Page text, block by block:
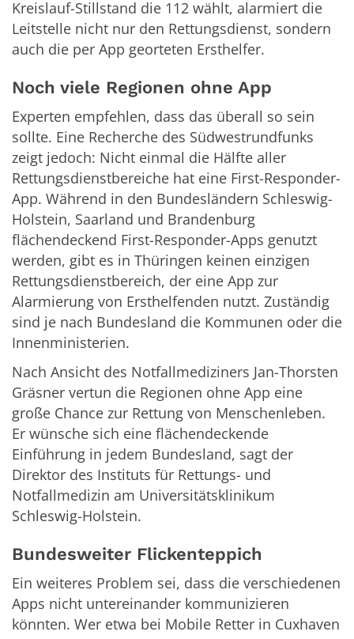
Kreislauf-Stillstand die 112 wählt, alarmiert die
Leitstelle nicht nur den Rettungsdienst, sondern
auch die per App georteten Ersthelfer.
Noch viele Regionen ohne App
Experten empfehlen, dass das überall so sein
sollte. Eine Recherche des Südwestrundfunks
zeigt jedoch: Nicht einmal die Hälfte aller
Rettungsdienstbereiche hat eine First-Responder-
App. Während in den Bundesländern Schleswig-
Holstein, Saarland und Brandenburg
flächendeckend First-Responder-Apps genutzt
werden, gibt es in Thüringen keinen einzigen
Rettungsdienstbereich, der eine App zur
Alarmierung von Ersthelfenden nutzt. Zuständig
sind je nach Bundesland die Kommunen oder die
Innenministerien.
Nach Ansicht des Notfallmediziners Jan-Thorsten
Gräsner vertun die Regionen ohne App eine
große Chance zur Rettung von Menschenleben.
Er wünsche sich eine flächendeckende
Einführung in jedem Bundesland, sagt der
Direktor des Instituts für Rettungs- und
Notfallmedizin am Universitätsklinikum
Schleswig-Holstein.
Bundesweiter Flickenteppich
Ein weiteres Problem sei, dass die verschiedenen
Apps nicht untereinander kommunizieren
könnten. Wer etwa bei Mobile Retter in Cuxhaven